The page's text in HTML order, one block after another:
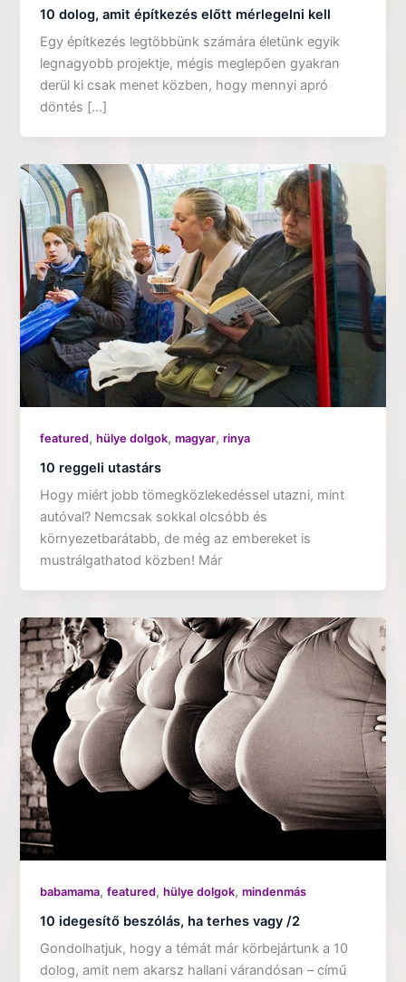
10 dolog, amit építkezés előtt mérlegelni kell
Egy építkezés legtöbbünk számára életünk egyik
legnagyobb projektje, mégis meglepően gyakran
derül ki csak menet közben, hogy mennyi apró
döntés […]
featured,hülye dolgok,magyar,rinya
10 reggeli utastárs
Hogy miért jobb tömegközlekedéssel utazni, mint
autóval? Nemcsak sokkal olcsóbb és
környezetbarátabb, de még az embereket is
mustrálgathatod közben! Már
babamama,featured,hülye dolgok,mindenmás
10 idegesítő beszólás, ha terhes vagy /2
Gondolhatjuk, hogy a témát már körbejártunk a 10
dolog, amit nem akarsz hallani várandósan – című